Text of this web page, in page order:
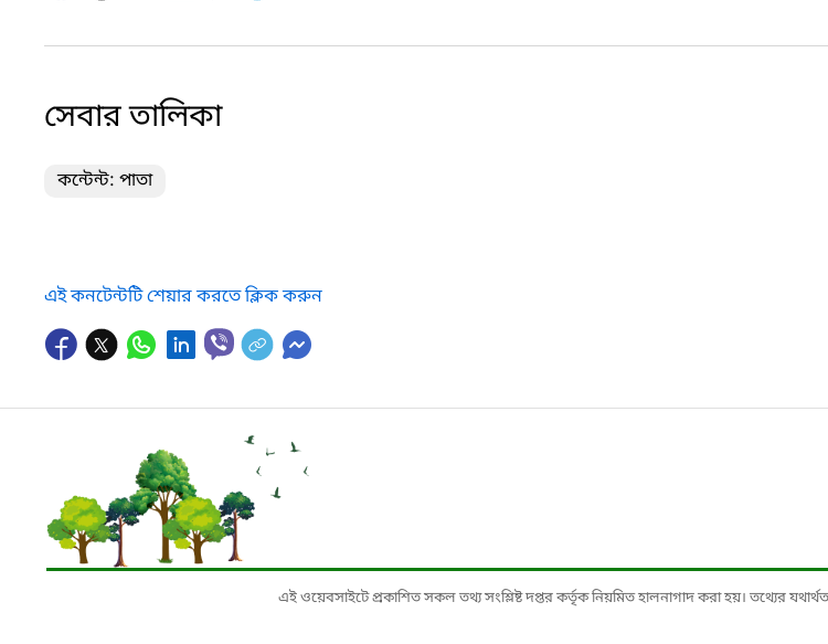
সেবার তালিকা
কন্টেন্ট: পাতা
এই কনটেন্টটি শেয়ার করতে ক্লিক করুন
এই ওয়েবসাইটে প্রকাশিত সকল তথ্য সংশ্লিষ্ট দপ্তর কর্তৃক নিয়মিত হালনাগাদ করা হয়। তথ্যের